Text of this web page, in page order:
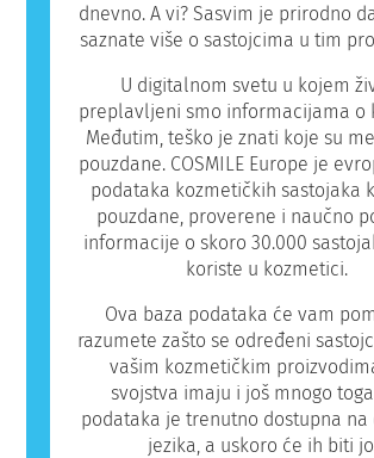
dnevno. A vi? Sasvim je prirodno
saznate više o sastojcima u tim
U digitalnom svetu u kojem
preplavljeni smo informacijama o
Međutim, teško je znati koje su
pouzdane. COSMILE Europe je
podataka kozmetičkih sastojaka
pouzdane, proverene i naučno
informacije o skoro 30.000
koriste u kozmetici.
Ova baza podataka će vam
razumete zašto se određeni
vašim kozmetičkim
svojstva imaju i još mnogo
podataka je trenutno dostupna na
jezika, a uskoro će ih biti